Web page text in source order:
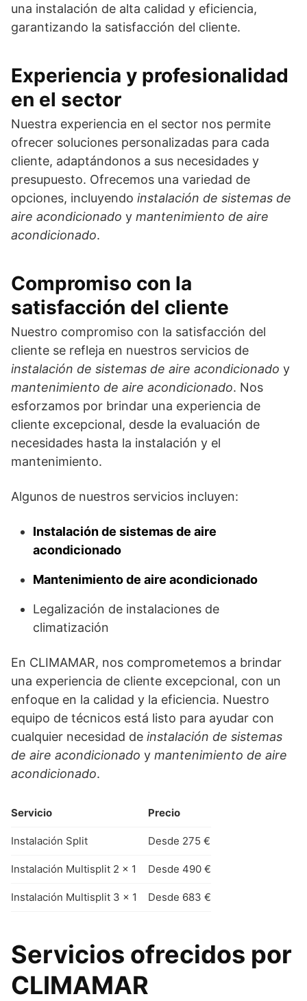
una instalación de alta calidad y eficiencia,
garantizando la satisfacción del cliente.
Experiencia y profesionalidad
en el sector
Nuestra experiencia en el sector nos permite
ofrecer soluciones personalizadas para cada
cliente, adaptándonos a sus necesidades y
presupuesto. Ofrecemos una variedad de
opciones, incluyendo instalación de sistemas de
aire acondicionado y mantenimiento de aire
acondicionado.
Compromiso con la
satisfacción del cliente
Nuestro compromiso con la satisfacción del
cliente se refleja en nuestros servicios de
instalación de sistemas de aire acondicionado y
mantenimiento de aire acondicionado. Nos
esforzamos por brindar una experiencia de
cliente excepcional, desde la evaluación de
necesidades hasta la instalación y el
mantenimiento.
Algunos de nuestros servicios incluyen:
Instalación de sistemas de aire
acondicionado
Mantenimiento de aire acondicionado
Legalización de instalaciones de
climatización
En CLIMAMAR, nos comprometemos a brindar
una experiencia de cliente excepcional, con un
enfoque en la calidad y la eficiencia. Nuestro
equipo de técnicos está listo para ayudar con
cualquier necesidad de instalación de sistemas
de aire acondicionado y mantenimiento de aire
acondicionado.
Servicio Precio
Instalación Split Desde 275 €
Instalación Multisplit 2 x 1 Desde 490 €
Instalación Multisplit 3 x 1 Desde 683 €
Servicios ofrecidos por
CLIMAMAR